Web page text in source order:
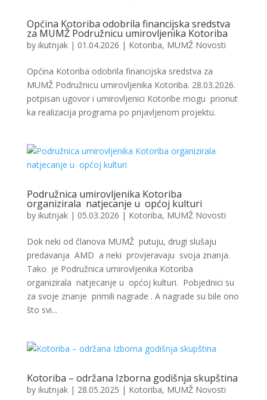
Općina Kotoriba odobrila financijska sredstva
za MUMŽ Podružnicu umirovljenika Kotoriba
by ikutnjak| 01.04.2026 | Kotoriba, MUMŽ Novosti
Općina Kotoriba odobrila financijska sredstva za
MUMŽ Podružnicu umirovljenika Kotoriba. 28.03.2026.
potpisan ugovor i umirovljenici Kotoribe mogu prionut
ka realizacija programa po prijavljenom projektu.
Podružnica umirovljenika Kotoriba
organizirala natjecanje u općoj kulturi
by ikutnjak| 05.03.2026 | Kotoriba, MUMŽ Novosti
Dok neki od članova MUMŽ putuju, drugi slušaju
predavanja AMD a neki provjeravaju svoja znanja.
Tako je Podružnica umirovljenika Kotoriba
organizirala natjecanje u općoj kulturi. Pobjednici su
za svoje znanje primili nagrade . A nagrade su bile ono
što svi...
Kotoriba – održana Izborna godišnja skupština
by ikutnjak| 28.05.2025 | Kotoriba, MUMŽ Novosti